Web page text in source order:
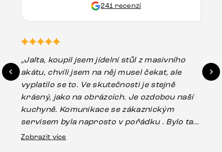
241 recenzí
„Jalta, koupil jsem jídelní stůl z masivního
akátu, chvíli jsem na něj musel čekat, ale
vyplatilo se to. Ve skutečnosti je stejně
krásný, jako na obrázcích. Je ozdobou naší
kuchyně. Komunikace se zákaznickým
servisem byla naprosto v pořádku . Bylo tam
drobné poškození u nohy stolu, které mohlo
Zobrazit více